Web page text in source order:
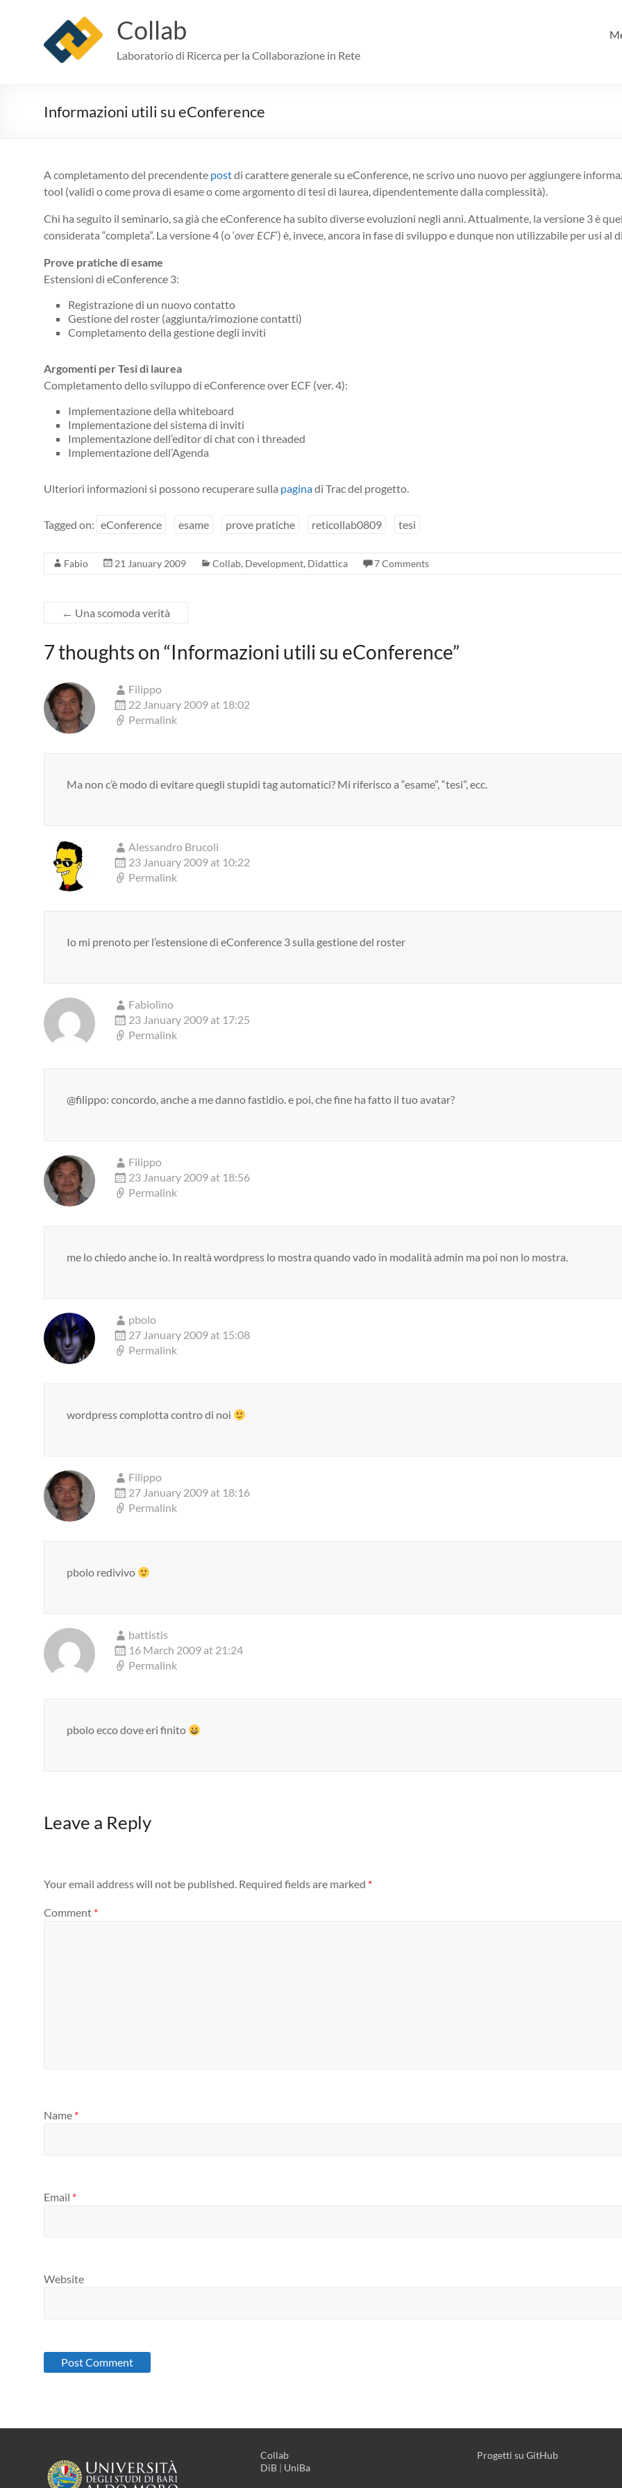
Collab
Laboratorio di Ricerca per la Collaborazione in Rete
Informazioni utili su eConference
A completamento del precendente postdi carattere generale su eConference, ne scrivo uno nuovo per aggiungere
tool (validi o come prova di esame o come argomento di tesi di laurea, dipendentemente dalla complessità).
Chi ha seguito il seminario, sa già che eConference ha subito diverse evoluzioni negli anni. Attualmente, la versione 3 è
considerata “completa”. La versione 4 (o ‘over ECF‘) è, invece, ancora in fase di sviluppo e dunque non utilizzabile per usi al
Prove pratiche di esame
Estensioni di eConference 3:
Registrazione di un nuovo contatto
Gestione del roster (aggiunta/rimozione contatti)
Completamento della gestione degli inviti
Argomenti per Tesi di laurea
Completamento dello sviluppo di eConference over ECF (ver. 4):
Implementazione della whiteboard
Implementazione del sistema di inviti
Implementazione dell’editor di chat con i threaded
Implementazione dell’Agenda
Ulteriori informazioni si possono recuperare sulla paginadi Trac del progetto.
Tagged on: eConference esame prove pratiche reticollab0809 tesi
Fabio 21 January 2009 Collab, Development, Didattica 7 Comments
← Una scomoda verità
7 thoughts on “Informazioni utili su eConference”
Filippo
22 January 2009 at 18:02
Permalink
Ma non c’è modo di evitare quegli stupidi tag automatici? Mi riferisco a “esame”, “tesi”, ecc.
Alessandro Brucoli
23 January 2009 at 10:22
Permalink
Io mi prenoto per l’estensione di eConference 3 sulla gestione del roster
Fabiolino
23 January 2009 at 17:25
Permalink
@filippo: concordo, anche a me danno fastidio. e poi, che fine ha fatto il tuo avatar?
Filippo
23 January 2009 at 18:56
Permalink
me lo chiedo anche io. In realtà wordpress lo mostra quando vado in modalità admin ma poi non lo mostra.
pbolo
27 January 2009 at 15:08
Permalink
wordpress complotta contro di noi
Filippo
27 January 2009 at 18:16
Permalink
pbolo redivivo
battistis
16 March 2009 at 21:24
Permalink
pbolo ecco dove eri finito
Leave a Reply
Your email address will not be published. Required fields are marked *
Comment *
Name *
Email *
Website
Collab
DiB | UniBa
Progetti su GitHub